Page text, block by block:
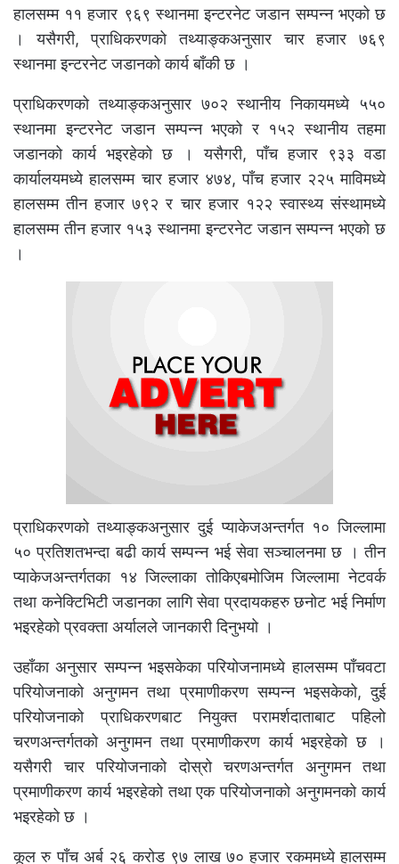
हालसम्म ११ हजार ९६९ स्थानमा इन्टरनेट जडान सम्पन्न भएको छ
। यसैगरी, प्राधिकरणको तथ्याङ्कअनुसार चार हजार ७६९
स्थानमा इन्टरनेट जडानको कार्य बाँकी छ ।
प्राधिकरणको तथ्याङ्कअनुसार ७०२ स्थानीय निकायमध्ये ५५०
स्थानमा इन्टरनेट जडान सम्पन्न भएको र १५२ स्थानीय तहमा
जडानको कार्य भइरहेको छ । यसैगरी, पाँच हजार ९३३ वडा
कार्यालयमध्ये हालसम्म चार हजार ४७४, पाँच हजार २२५ माविमध्ये
हालसम्म तीन हजार ७९२ र चार हजार १२२ स्वास्थ्य संस्थामध्ये
हालसम्म तीन हजार १५३ स्थानमा इन्टरनेट जडान सम्पन्न भएको छ
।
प्राधिकरणको तथ्याङ्कअनुसार दुई प्याकेजअन्तर्गत १० जिल्लामा
५० प्रतिशतभन्दा बढी कार्य सम्पन्न भई सेवा सञ्चालनमा छ । तीन
प्याकेजअन्तर्गतका १४ जिल्लाका तोकिएबमोजिम जिल्लामा नेटवर्क
तथा कनेक्टिभिटी जडानका लागि सेवा प्रदायकहरु छनोट भई निर्माण
भइरहेको प्रवक्ता अर्यालले जानकारी दिनुभयो ।
उहाँका अनुसार सम्पन्न भइसकेका परियोजनामध्ये हालसम्म पाँचवटा
परियोजनाको अनुगमन तथा प्रमाणीकरण सम्पन्न भइसकेको, दुई
परियोजनाको प्राधिकरणबाट नियुक्त परामर्शदाताबाट पहिलो
चरणअन्तर्गतको अनुगमन तथा प्रमाणीकरण कार्य भइरहेको छ ।
यसैगरी चार परियोजनाको दोस्रो चरणअन्तर्गत अनुगमन तथा
प्रमाणीकरण कार्य भइरहेको तथा एक परियोजनाको अनुगमनको कार्य
भइरहेको छ ।
कूल रु पाँच अर्ब २६ करोड ९७ लाख ७० हजार रकममध्ये हालसम्म